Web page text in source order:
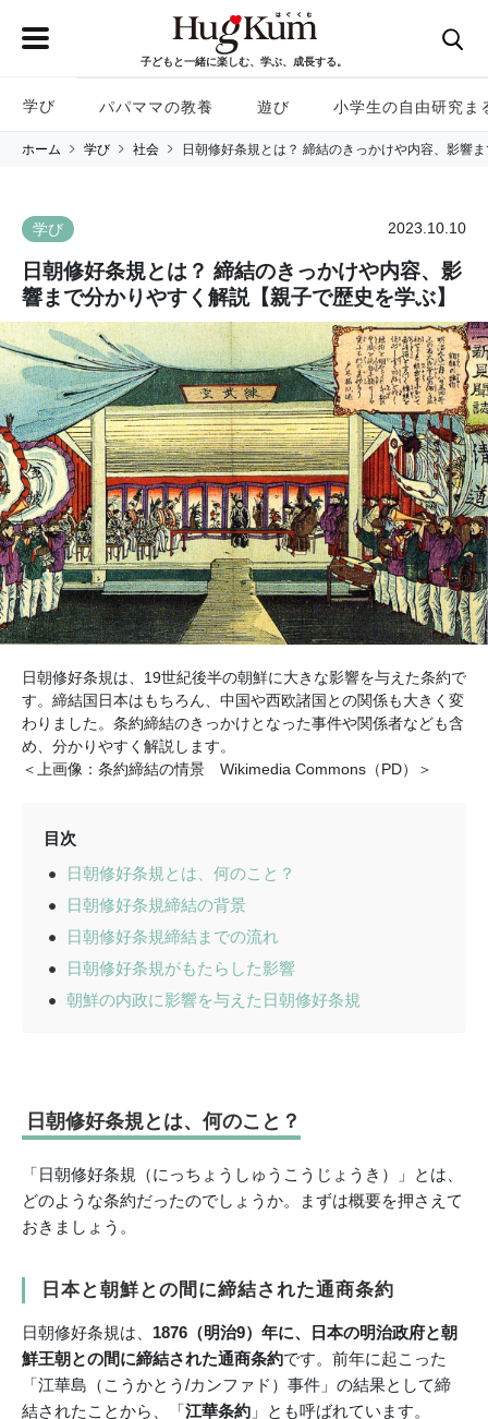
子どもと一緒に楽しむ、学ぶ、成長する。
学び パパママの教養 遊び 小学生の自由研究ま
ホーム 学び 社会 日朝修好条規とは？ 締結のきっかけや内容、影響
学び 2023.10.10
日朝修好条規とは？ 締結のきっかけや内容、影
響まで分かりやすく解説【親子で歴史を学ぶ】
日朝修好条規は、19世紀後半の朝鮮に大きな影響を与えた条約で
す。締結国日本はもちろん、中国や西欧諸国との関係も大きく変
わりました。条約締結のきっかけとなった事件や関係者なども含
め、分かりやすく解説します。
＜上画像：条約締結の情景 Wikimedia Commons（PD）＞
目次
日朝修好条規とは、何のこと？
日朝修好条規締結の背景
日朝修好条規締結までの流れ
日朝修好条規がもたらした影響
朝鮮の内政に影響を与えた日朝修好条規
日朝修好条規とは、何のこと？
「日朝修好条規（にっちょうしゅうこうじょうき）」とは、
どのような条約だったのでしょうか。まずは概要を押さえて
おきましょう。
日本と朝鮮との間に締結された通商条約
日朝修好条規は、 1876（明治9）年に、日本の明治政府と朝
鮮王朝との間に締結された通商条約です。前年に起こった
「江華島（こうかとう/カンファド）事件」の結果として締
結されたことから、「江華条約 」とも呼ばれています。